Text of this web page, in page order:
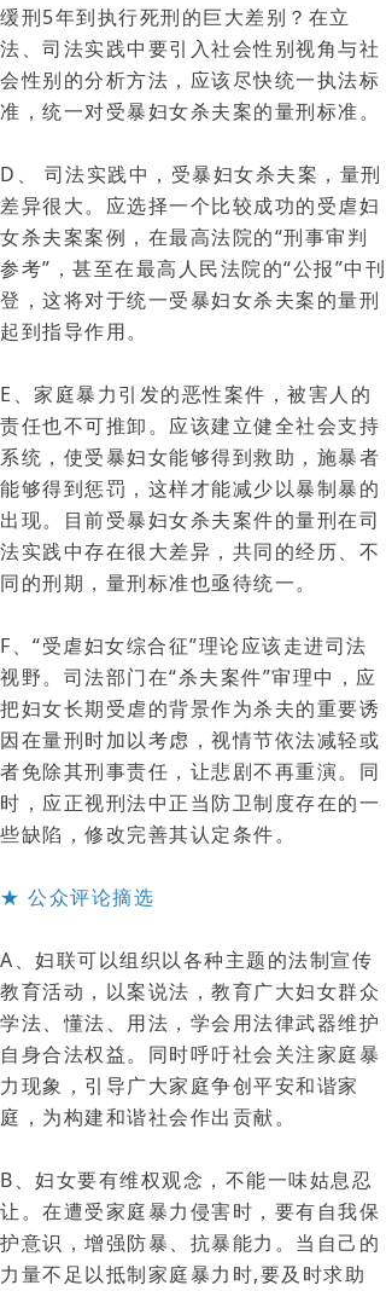
缓刑5年到执行死刑的巨大差别？在立
法、司法实践中要引入社会性别视角与社
会性别的分析方法，应该尽快统一执法标
准，统一对受暴妇女杀夫案的量刑标准。
D、 司法实践中，受暴妇女杀夫案，量刑
差异很大。应选择一个比较成功的受虐妇
女杀夫案案例，在最高法院的“刑事审判
参考”，甚至在最高人民法院的“公报”中刊
登，这将对于统一受暴妇女杀夫案的量刑
起到指导作用。
E、家庭暴力引发的恶性案件，被害人的
责任也不可推卸。应该建立健全社会支持
系统，使受暴妇女能够得到救助，施暴者
能够得到惩罚，这样才能减少以暴制暴的
出现。目前受暴妇女杀夫案件的量刑在司
法实践中存在很大差异，共同的经历、不
同的刑期，量刑标准也亟待统一。
F、“受虐妇女综合征”理论应该走进司法
视野。司法部门在“杀夫案件”审理中，应
把妇女长期受虐的背景作为杀夫的重要诱
因在量刑时加以考虑，视情节依法减轻或
者免除其刑事责任，让悲剧不再重演。同
时，应正视刑法中正当防卫制度存在的一
些缺陷，修改完善其认定条件。
★ 公众评论摘选
A、妇联可以组织以各种主题的法制宣传
教育活动，以案说法，教育广大妇女群众
学法、懂法、用法，学会用法律武器维护
自身合法权益。同时呼吁社会关注家庭暴
力现象，引导广大家庭争创平安和谐家
庭，为构建和谐社会作出贡献。
B、妇女要有维权观念，不能一味姑息忍
让。在遭受家庭暴力侵害时，要有自我保
护意识，增强防暴、抗暴能力。当自己的
力量不足以抵制家庭暴力时,要及时求助